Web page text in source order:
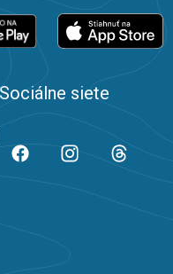
Sociálne siete